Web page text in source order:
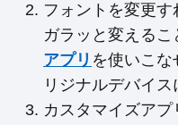
フォントを変更
ガラッと変えるこ
アプリ を使いこ
リジナルデバイス
カスタマイズア